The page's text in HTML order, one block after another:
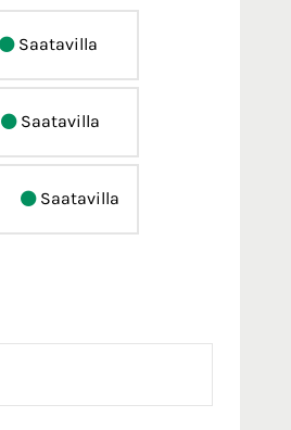
Saatavilla
Saatavilla
Saatavilla